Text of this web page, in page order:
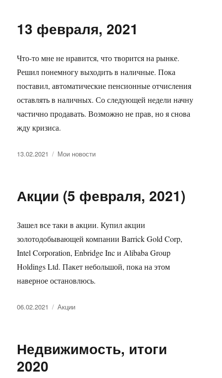
13 февраля, 2021
Что-то мне не нравится, что творится на рынке.
Решил понемногу выходить в наличные. Пока
поставил, автоматические пенсионные отчисления
оставлять в наличных. Со следующей недели начну
частично продавать. Возможно не прав, но я снова
жду кризиса.
Опубликовано
13.02.2021 Рубрики
Мои новости
Акции (5 февраля, 2021)
Зашел все таки в акции. Купил акции
золотодобывающей компании Barrick Gold Corp,
Intel Corporation, Enbridge Inc и Alibaba Group
Holdings Ltd. Пакет небольшой, пока на этом
наверное остановлюсь.
Опубликовано
06.02.2021 Рубрики
Акции
Недвижимость, итоги
2020